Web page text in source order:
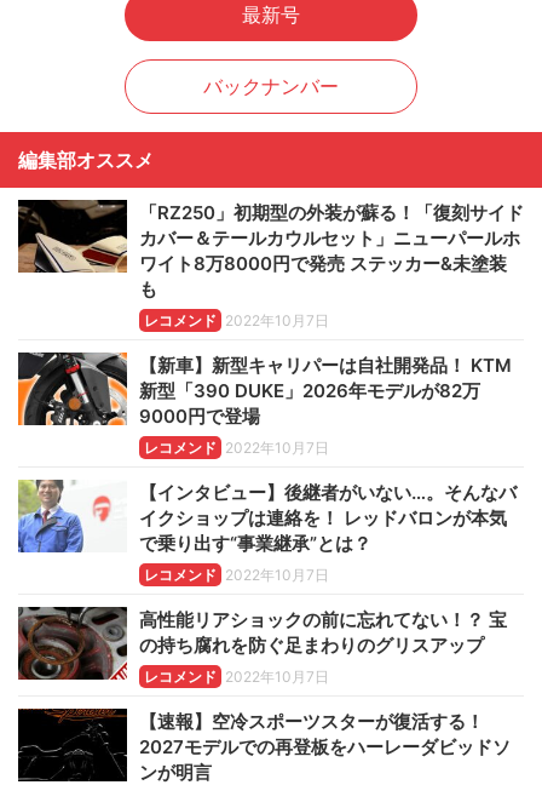
最新号
バックナンバー
編集部オススメ
「RZ250」初期型の外装が蘇る！「復刻サイド
カバー＆テールカウルセット」ニューパールホ
ワイト8万8000円で発売 ステッカー&未塗装
も
レコメンド 2022年10月7日
【新車】新型キャリパーは自社開発品！ KTM
新型「390 DUKE」2026年モデルが82万
9000円で登場
レコメンド 2022年10月7日
【インタビュー】後継者がいない…。そんなバ
イクショップは連絡を！ レッドバロンが本気
で乗り出す“事業継承”とは？
レコメンド 2022年10月7日
高性能リアショックの前に忘れてない！？ 宝
の持ち腐れを防ぐ足まわりのグリスアップ
レコメンド 2022年10月7日
【速報】空冷スポーツスターが復活する！
2027モデルでの再登板をハーレーダビッドソ
ンが明言